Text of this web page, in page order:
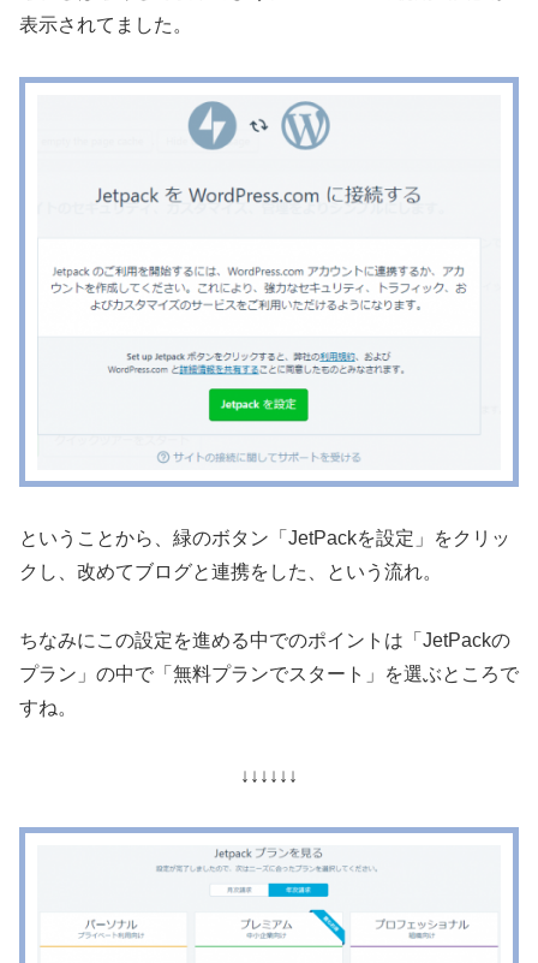
表示されてました。
ということから、緑のボタン「JetPackを設定」をクリッ
クし、改めてブログと連携をした、という流れ。
ちなみにこの設定を進める中でのポイントは「JetPackの
プラン」の中で「無料プランでスタート」を選ぶところで
すね。
↓↓↓↓↓↓